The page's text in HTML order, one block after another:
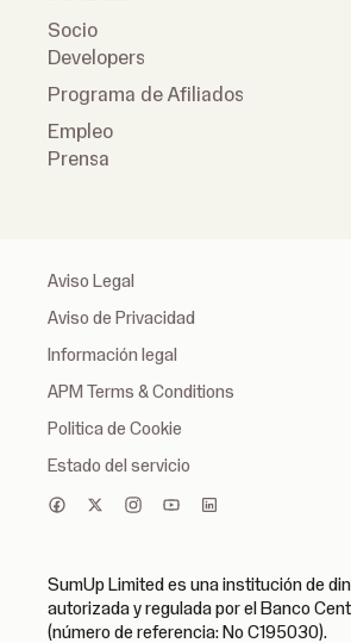
Socio
Developers
Programa de Afiliados
Empleo
Prensa
Aviso Legal
Aviso de Privacidad
Información legal
APM Terms & Conditions
Politica de Cookie
Estado del servicio
SumUp Limited es una institución de
autorizada y regulada por el Banco
(número de referencia: No C195030).